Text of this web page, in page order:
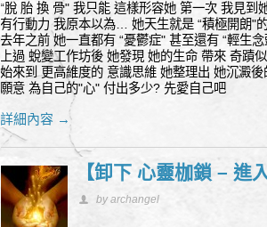
“脫 胎 換 骨" 我只能 這樣形容她 第一次 我見
有行動力 我原本以為… 她天生就是 “積極開朗"
去年之前 她一直都有 “憂鬱症" 甚至還有 “輕生
上過 蛻變工作坊後 她發現 她的生命 帶來 奇蹟
始來到 更高維度的 意識思維 她整理出 她沉澱
願意 為自己的"心" 付出多少? 先愛自己吧
詳細內容 →
【卸下 心靈枷鎖 – 進
by archangel